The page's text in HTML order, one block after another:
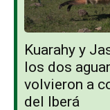
Kuarahy y
los dos
volvieron a
del Iberá